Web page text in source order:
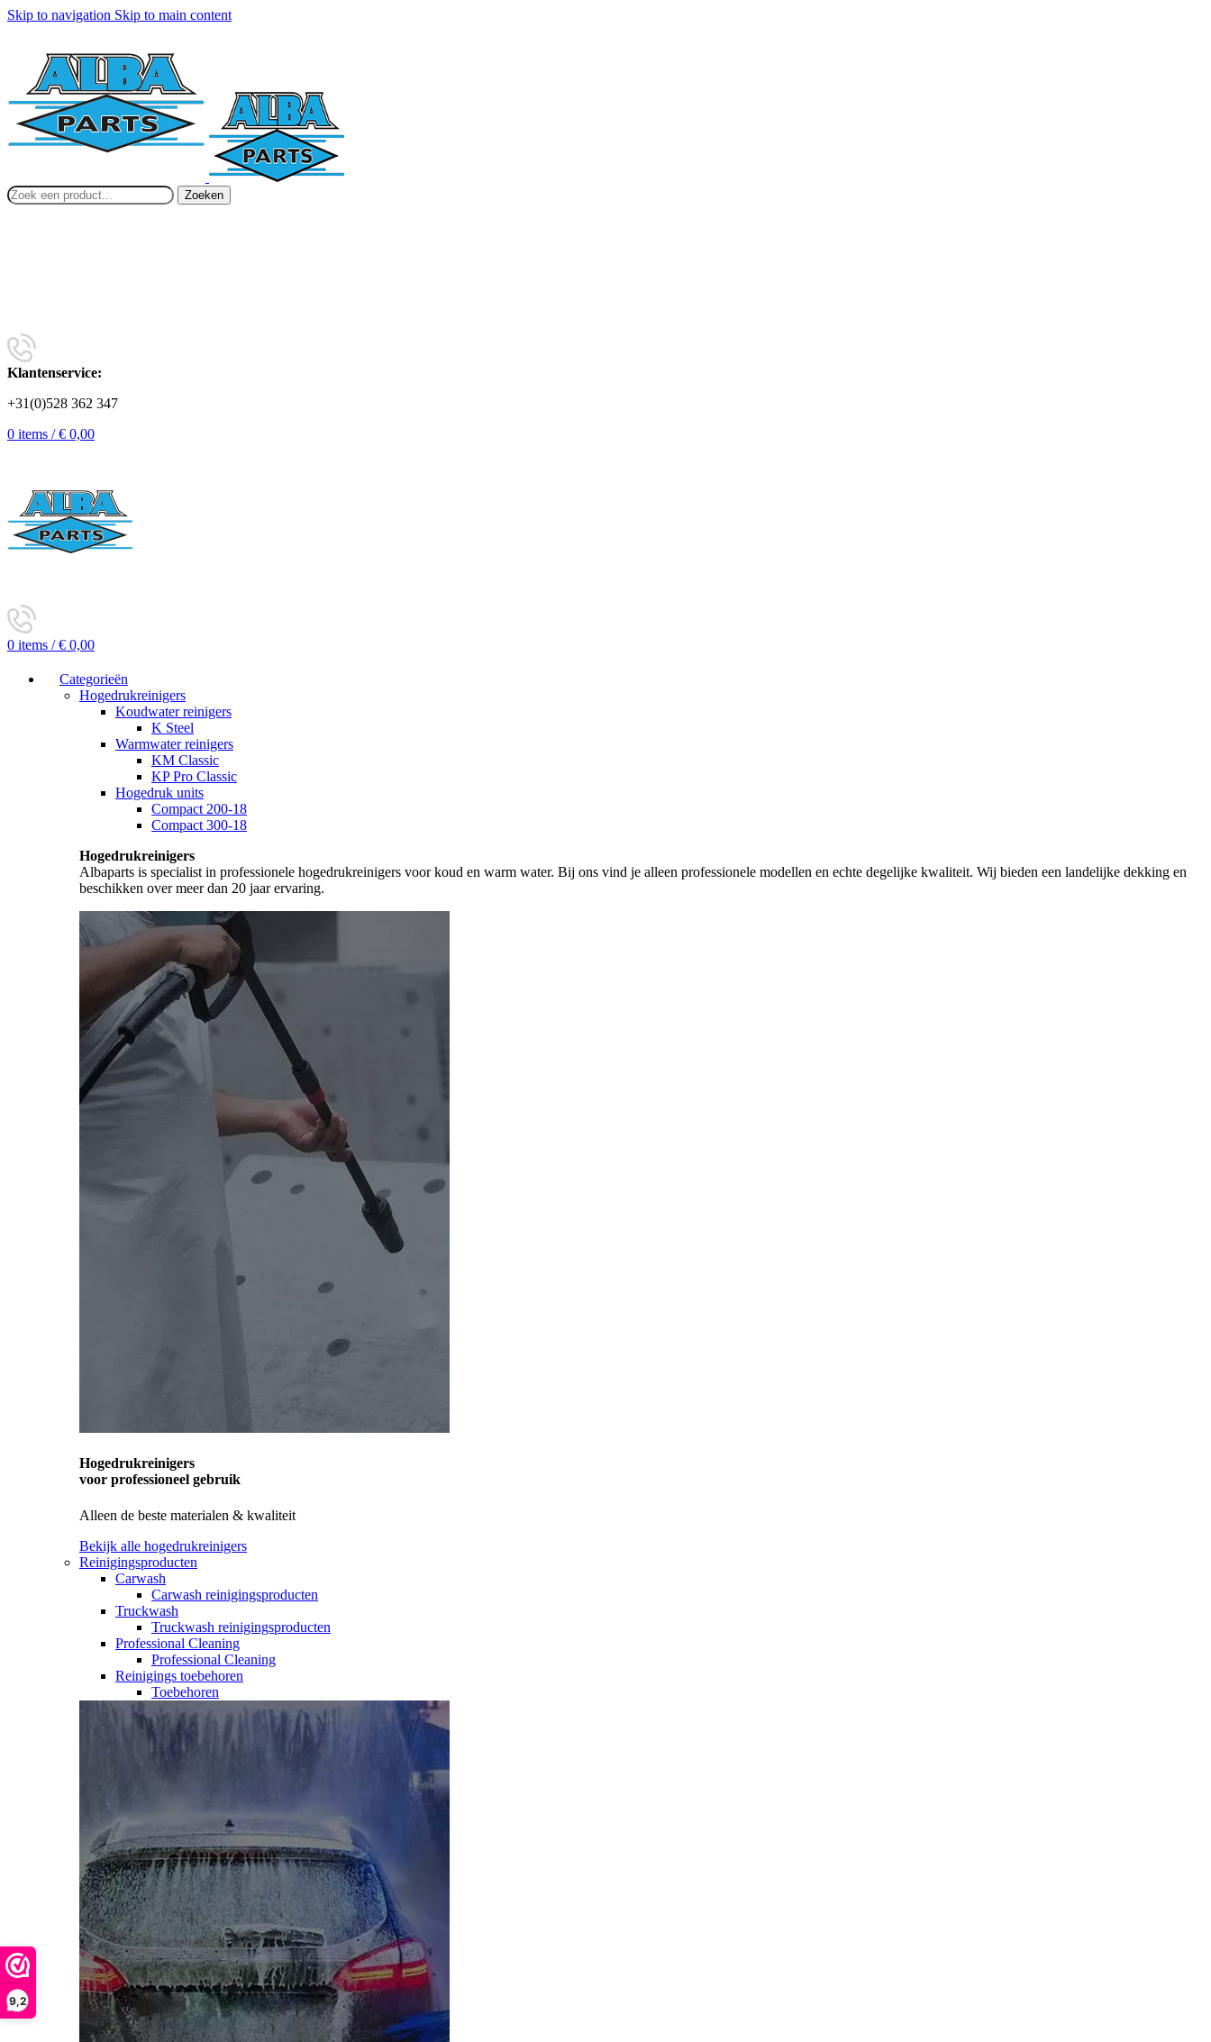
9,2
Skip to navigation Skip to main content
Zoeken
Klantenservice:
+31(0)528 362 347
0 items / € 0,00
0 items / € 0,00
Categorieën
Hogedrukreinigers
Koudwater reinigers
K Steel
Warmwater reinigers
KM Classic
KP Pro Classic
Hogedruk units
Compact 200-18
Compact 300-18
Hogedrukreinigers
Albaparts is specialist in professionele hogedrukreinigers voor koud en warm water. Bij ons vind je alleen professionele modellen en echte degelijke kwaliteit. Wij bieden een landelijke dekking en
beschikken over meer dan 20 jaar ervaring.
Hogedrukreinigers
voor professioneel gebruik
Alleen de beste materialen & kwaliteit
Bekijk alle hogedrukreinigers
Reinigingsproducten
Carwash
Carwash reinigingsproducten
Truckwash
Truckwash reinigingsproducten
Professional Cleaning
Professional Cleaning
Reinigings toebehoren
Toebehoren